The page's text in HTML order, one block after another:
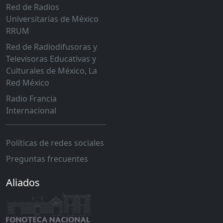
Red de Radios
Universitarias de México
RRUM
Red de Radiodifusoras y
Televisoras Educativas y
Culturales de México, La
Red México
Radio Francia
Internacional
Políticas de redes sociales
Preguntas frecuentes
Aliados